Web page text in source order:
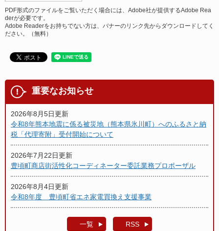
PDF形式のファイルをご覧いただく場合には、Adobe社が提供するAdobe Rea
derが必要です。
Adobe Readerをお持ちでない方は、バナーのリンク先からダウンロードしてく
ださい。（無料）
重要なお知らせ
2026年8月5日更新
令和8年熊本地震に係る被災地（熊本県氷川町）へのふるさと納
税「代理寄附」受付開始について
2026年7月22日更新
豊頃町商店街活性化コーディネーター委託業務プロポーザル
2026年8月4日更新
令和8年度 豊頃町省エネ家電買換え支援事業
一覧 RSS